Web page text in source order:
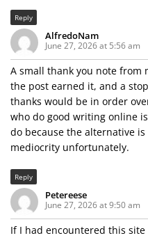
Reply
AlfredoNam
June 27, 2026 at 5:56 am
A small thank you note from
the post earned it, and a
thanks would be in order
who do good writing online
do because the alternative
mediocrity unfortunately.
Reply
Petereese
June 27, 2026 at 9:50 am
If I had encountered this site